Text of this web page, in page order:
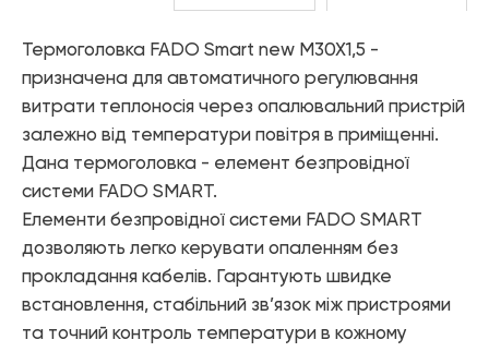
Елементи управління мікрокліматом
Теплові насоси
Котельне обладнання
Змішувачі для ванної
Змішувачі для кухні
Аксесуари для ванної і кухні
Термоголовка FADO Smart new M30X1,5 -
призначена для автоматичного регулювання
витрати теплоносія через опалювальний пристрій
залежно від температури повітря в приміщенні.
Дана термоголовка - елемент безпровідної
системи FADO SMART.
Елементи безпровідної системи FADO SMART
дозволяють легко керувати опаленням без
прокладання кабелів. Гарантують швидке
встановлення, стабільний зв’язок між пристроями
та точний контроль температури в кожному